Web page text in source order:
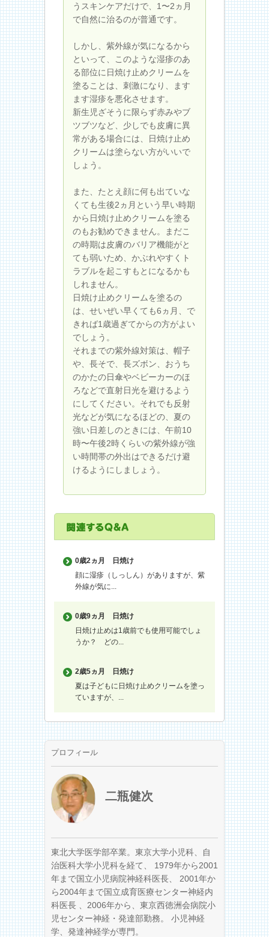
うスキンケアだけで、1〜2ヵ月
で自然に治るのが普通です。
しかし、紫外線が気になるから
といって、このような湿疹のあ
る部位に日焼け止めクリームを
塗ることは、刺激になり、ます
ます湿疹を悪化させます。
新生児ざそうに限らず赤みやブ
ツブツなど、少しでも皮膚に異
常がある場合には、日焼け止め
クリームは塗らない方がいいで
しょう。
また、たとえ顔に何も出ていな
くても生後2ヵ月という早い時期
から日焼け止めクリームを塗る
のもお勧めできません。まだこ
の時期は皮膚のバリア機能がと
ても弱いため、かぶれやすくト
ラブルを起こすもとになるかも
しれません。
日焼け止めクリームを塗るの
は、せいぜい早くても6ヵ月、で
きれば1歳過ぎてからの方がよい
でしょう。
それまでの紫外線対策は、帽子
や、長そで、長ズボン、おうち
のかたの日傘やベビーカーのほ
ろなどで直射日光を避けるよう
にしてください。それでも反射
光などが気になるほどの、夏の
強い日差しのときには、午前10
時〜午後2時くらいの紫外線が強
い時間帯の外出はできるだけ避
けるようにしましょう。
0歳2ヵ月
日焼け
顔に湿疹（しっしん）がありますが、紫
外線が気に...
0歳9ヵ月
日焼け
日焼け止めは1歳前でも使用可能でしょ
うか？ どの...
2歳5ヵ月
日焼け
夏は子どもに日焼け止めクリームを塗っ
ていますが、...
プロフィール
二瓶健次
東北大学医学部卒業。東京大学小児科、自
治医科大学小児科を経て、 1979年から2001
年まで国立小児病院神経科医長、 2001年か
ら2004年まで国立成育医療センター神経内
科医長 、2006年から、東京西徳洲会病院小
児センター神経・発達部勤務。 小児神経
学、発達神経学が専門。